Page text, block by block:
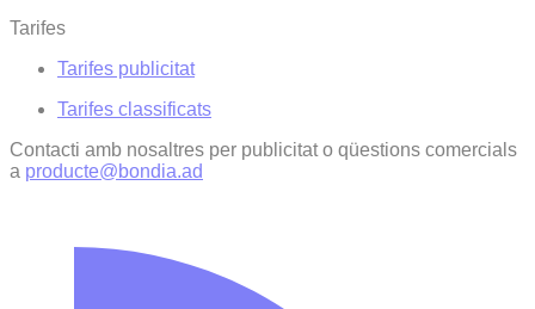
Tarifes
Tarifes publicitat
Tarifes classificats
Contacti amb nosaltres per publicitat o qüestions comercials
a producte@bondia.ad